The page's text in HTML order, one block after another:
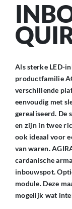
Als sterke LED-
productfamilie
verschillende
eenvoudig met
gerealiseerd. De
en zijn in twee
ook ideaal voor
van waren.
cardanische
inbouwspot.
module. Deze
mogelijk wat